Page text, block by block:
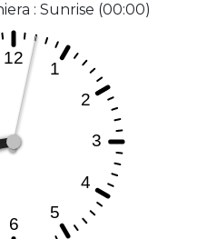
: Sunrise (00:00)